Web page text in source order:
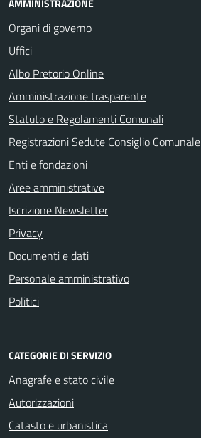
AMMINISTRAZIONE
Organi di governo
Uffici
Albo Pretorio Online
Amministrazione trasparente
Statuto e Regolamenti Comunali
Registrazioni Sedute Consiglio Comunale
Enti e fondazioni
Aree amministrative
Iscrizione Newsletter
Privacy
Documenti e dati
Personale amministrativo
Politici
CATEGORIE DI SERVIZIO
Anagrafe e stato civile
Autorizzazioni
Catasto e urbanistica